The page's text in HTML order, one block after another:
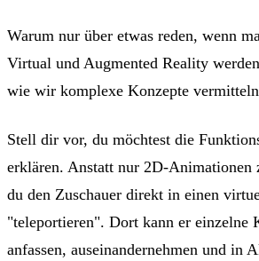
Warum nur über etwas reden, wenn
Virtual und Augmented Reality
wie wir komplexe Konzepte
Stell dir vor, du möchtest die
erklären. Anstatt nur 2D-Animationen
du den Zuschauer direkt in einen
"teleportieren". Dort kann er einzelne
anfassen, auseinandernehmen und in